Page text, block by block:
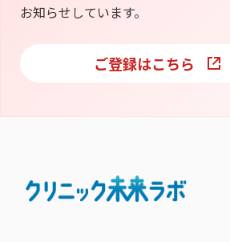
お知らせしています。
ご登録はこちら